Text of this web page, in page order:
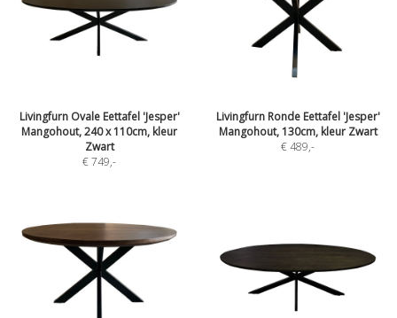
Livingfurn Ovale Eettafel 'Jesper'
Mangohout, 240 x 110cm, kleur
Zwart
€ 749,-
Livingfurn Ronde Eettafel 'Jesper'
Mangohout, 130cm, kleur Zwart
€ 489,-